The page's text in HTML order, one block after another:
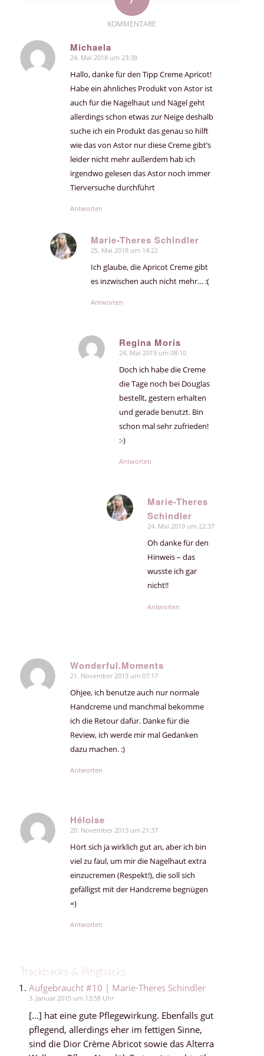
KOMMENTARE
Michaela
sagte:
24. Mai 2018 um 23:38
Hallo, danke für den Tipp Creme Apricot!
Habe ein ähnliches Produkt von Astor ist
auch für die Nagelhaut und Nägel geht
allerdings schon etwas zur Neige deshalb
suche ich ein Produkt das genau so hilft
wie das von Astor nur diese Creme gibt’s
leider nicht mehr außerdem hab ich
irgendwo gelesen das Astor noch immer
Tierversuche durchführt
Antworten
Marie-Theres Schindler
sagte:
25. Mai 2018 um 14:22
Ich glaube, die Apricot Creme gibt
es inzwischen auch nicht mehr… :(
Antworten
Regina Moris
sagte:
24. Mai 2019 um 08:10
Doch ich habe die Creme
die Tage noch bei Douglas
bestellt, gestern erhalten
und gerade benutzt. Bin
schon mal sehr zufrieden!
:-)
Antworten
Marie-Theres
Schindler
sagte:
24. Mai 2019 um 22:37
Oh danke für den
Hinweis – das
wusste ich gar
nicht!!
Antworten
Wonderful.Moments
sagte:
21. November 2013 um 07:17
Ohjee, ich benutze auch nur normale
Handcreme und manchmal bekomme
ich die Retour dafür. Danke für die
Review, ich werde mir mal Gedanken
dazu machen. :)
Antworten
Héloise
sagte:
20. November 2013 um 21:37
Hört sich ja wirklich gut an, aber ich bin
viel zu faul, um mir die Nagelhaut extra
einzucremen (Respekt!), die soll sich
gefälligst mit der Handcreme begnügen
=)
Antworten
Trackbacks & Pingbacks
Aufgebraucht #10 | Marie-Theres Schindler
3. Januar 2015 um 13:58 Uhr
[…] hat eine gute Pflegewirkung. Ebenfalls gut
pflegend, allerdings eher im fettigen Sinne,
sind die Dior Crème Abricot sowie das Alterra